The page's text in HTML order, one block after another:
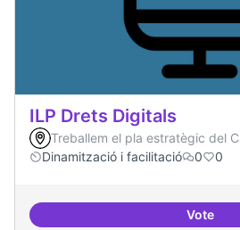
ILP Drets Digitals
Treballem el pla estratègic del
Dinamització i facilitació
0 0
Vote
ILP